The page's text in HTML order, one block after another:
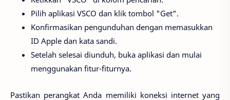
Pilih aplikasi VSCO dan klik tombol "Get".
Konfirmasikan pengunduhan dengan memasukkan
ID Apple dan kata sandi.
Setelah selesai diunduh, buka aplikasi dan mulai
menggunakan fitur-fiturnya.
Pastikan perangkat Anda memiliki koneksi internet yang